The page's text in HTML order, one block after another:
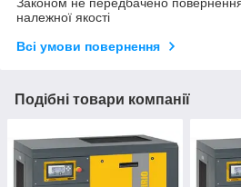
належної якості
Всі умови повернення
Подібні товари компанії